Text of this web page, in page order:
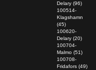
Delary (96)
100514-
Klagshamn
(45)
100620-
Delary (20)
100704-
Malmo (51)
100708-
Fridafors (49)